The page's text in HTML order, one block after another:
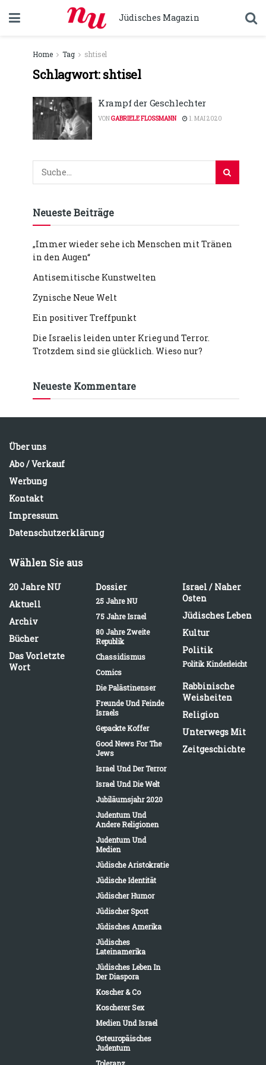
Jüdisches Magazin
Home Tag shtisel
Schlagwort:shtisel
Krampf der Geschlechter
VONGABRIELE FLOSSMANN 1. MAI 2020
Neueste Beiträge
„Immer wieder sehe ich Menschen mit Tränen
in den Augen“
Antisemitische Kunstwelten
Zynische Neue Welt
Ein positiver Treffpunkt
Die Israelis leiden unter Krieg und Terror.
Trotzdem sind sie glücklich. Wieso nur?
Neueste Kommentare
Über uns
Abo / Verkauf
Werbung
Kontakt
Impressum
Datenschutzerklärung
Wählen Sie aus
20 Jahre NU
Aktuell
Archiv
Bücher
Das Vorletzte
Wort
Dossier
25 Jahre NU
75 Jahre Israel
80 Jahre Zweite
Republik
Chassidismus
Comics
Die Palästinenser
Freunde Und Feinde
Israels
Gepackte Koffer
Good News For The
Jews
Israel Und Der Terror
Israel Und Die Welt
Jubiläumsjahr 2020
Judentum Und
Andere Religionen
Judentum Und
Medien
Jüdische Aristokratie
Jüdische Identität
Jüdischer Humor
Jüdischer Sport
Jüdisches Amerika
Jüdisches
Lateinamerika
Jüdisches Leben In
Der Diaspora
Koscher & Co
Koscherer Sex
Medien Und Israel
Osteuropäisches
Judentum
Toleranz
Israel / Naher
Osten
Jüdisches Leben
Kultur
Politik
Politik Kinderleicht
Rabbinische
Weisheiten
Religion
Unterwegs Mit
Zeitgeschichte